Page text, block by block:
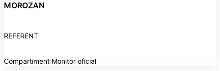
MOROZAN
REFERENT
Compartiment Monitor oficial